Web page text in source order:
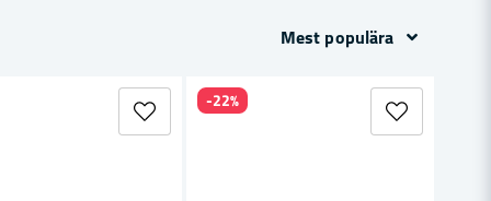
Mest populära
-22%